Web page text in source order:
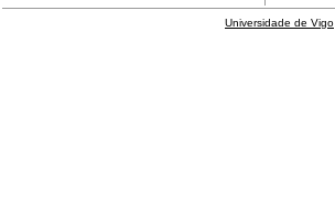
Universidade de Vigo